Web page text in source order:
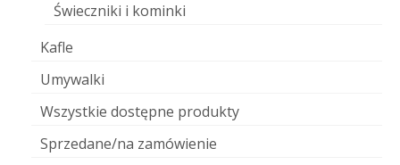
Świeczniki i kominki
Kafle
Umywalki
Wszystkie dostępne produkty
Sprzedane/na zamówienie